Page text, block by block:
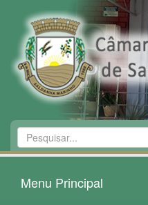
Menu Principal